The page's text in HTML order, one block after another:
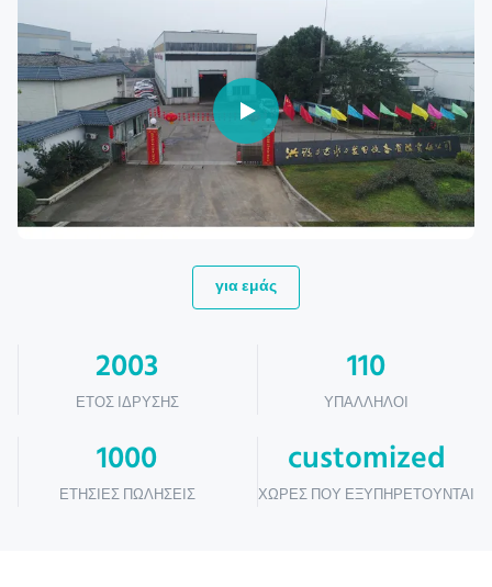
για εμάς
2003
ΈΤΟΣ ΊΔΡΥΣΗΣ
110
ΥΠΆΛΛΗΛΟΙ
1000
ΕΤΉΣΙΕΣ ΠΩΛΉΣΕΙΣ
customized
ΧΏΡΕΣ ΠΟΥ ΕΞΥΠΗΡΕΤΟΎΝΤΑΙ